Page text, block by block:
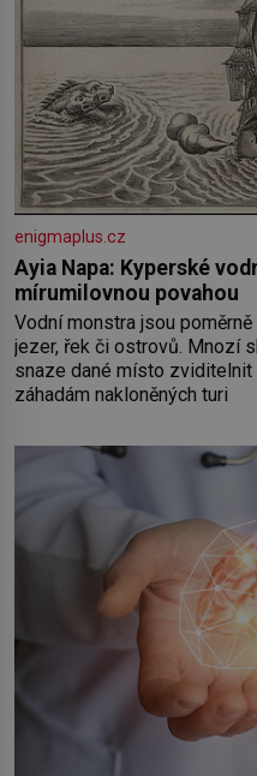
enigmaplus.cz
Ayia Napa: Kyperské
mírumilovnou povahou
Vodní monstra jsou
jezer, řek či ostrovů. Mnozí
snaze dané místo zviditelnit
záhadám nakloněných turi